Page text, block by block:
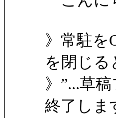
》常駐を
を閉じる
》”...草
終了しま